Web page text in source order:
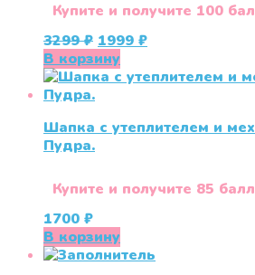
Купите и получите 100
3299₽ Первоначальная
цена
составляла
1999 ₽Текущая
1999 ₽.
В корзину
Шапка с утеплителем и
Пудра.
Купите и получите 85
1700 ₽
В корзину